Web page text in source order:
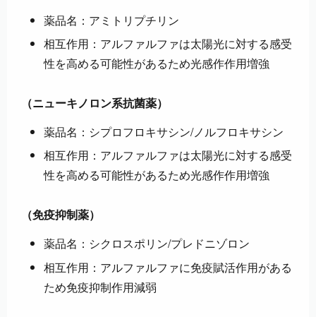
薬品名：アミトリプチリン
相互作用：アルファルファは太陽光に対する感受
性を高める可能性があるため光感作作用増強
（ニューキノロン系抗菌薬）
薬品名：シプロフロキサシン/ノルフロキサシン
相互作用：アルファルファは太陽光に対する感受
性を高める可能性があるため光感作作用増強
（免疫抑制薬）
薬品名：シクロスポリン/プレドニゾロン
相互作用：アルファルファに免疫賦活作用がある
ため免疫抑制作用減弱